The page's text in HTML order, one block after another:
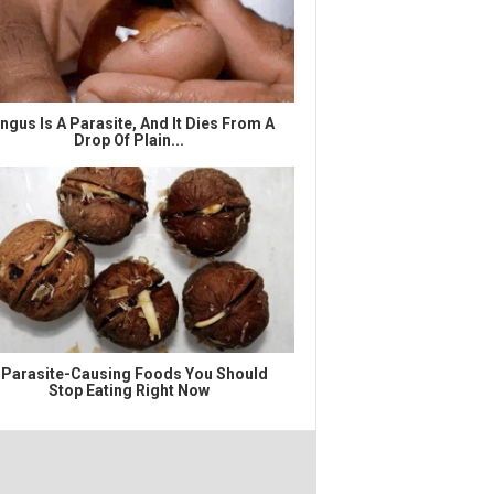
Is A Parasite, And It Dies From A
Drop Of Plain...
Causing Foods You Should
Stop Eating Right Now